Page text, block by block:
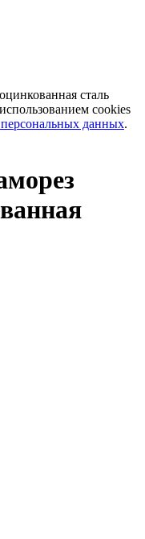
сталь
cookies
данных.